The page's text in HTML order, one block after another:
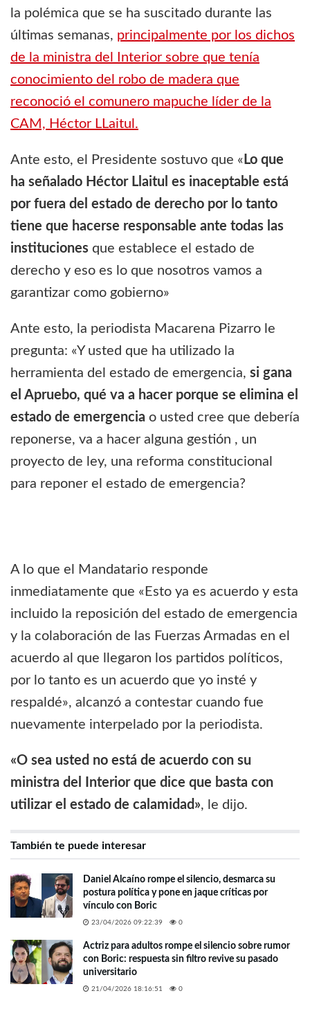
la polémica que se ha suscitado durante las
últimas semanas, principalmente por los dichos
de la ministra del Interior sobre que tenía
conocimiento del robo de madera que
reconoció el comunero mapuche líder de la
CAM, Héctor LLaitul.
Ante esto, el Presidente sostuvo que « Lo que
ha señalado Héctor Llaitul es inaceptable está
por fuera del estado de derecho por lo tanto
tiene que hacerse responsable ante todas las
instituciones que establece el estado de
derecho y eso es lo que nosotros vamos a
garantizar como gobierno»
Ante esto, la periodista Macarena Pizarro le
pregunta: «Y usted que ha utilizado la
herramienta del estado de emergencia, si gana
el Apruebo, qué va a hacer porque se elimina el
estado de emergencia o usted cree que debería
reponerse, va a hacer alguna gestión , un
proyecto de ley, una reforma constitucional
para reponer el estado de emergencia?
A lo que el Mandatario responde
inmediatamente que «Esto ya es acuerdo y esta
incluido la reposición del estado de emergencia
y la colaboración de las Fuerzas Armadas en el
acuerdo al que llegaron los partidos políticos,
por lo tanto es un acuerdo que yo insté y
respaldé», alcanzó a contestar cuando fue
nuevamente interpelado por la periodista.
«O sea usted no está de acuerdo con su
ministra del Interior que dice que basta con
utilizar el estado de calamidad», le dijo.
También te puede interesar
Daniel Alcaíno rompe el silencio, desmarca su
postura política y pone en jaque críticas por
vínculo con Boric
23/04/2026 09:22:39 0
Actriz para adultos rompe el silencio sobre rumor
con Boric: respuesta sin filtro revive su pasado
universitario
21/04/2026 18:16:51 0